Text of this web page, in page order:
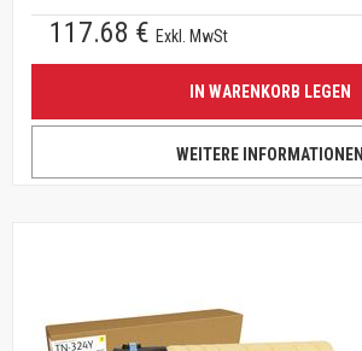
117.68 € Exkl. MwSt
IN WARENKORB LEGEN
WEITERE INFORMATIONEN